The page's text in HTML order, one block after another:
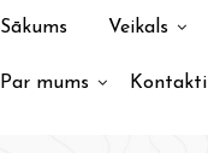
Sākums Veikals
Par mums Kontakti